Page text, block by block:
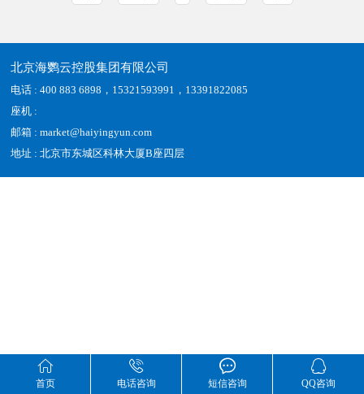

首页

电话咨询

短信咨询

QQ咨询
北京海鹦云控股集团有限公司
电话 : 400 883 6898，15321593991，13391822085
座机 :
邮箱 : market@haiyingyun.com
地址 : 北京市东城区科林大厦B座四层